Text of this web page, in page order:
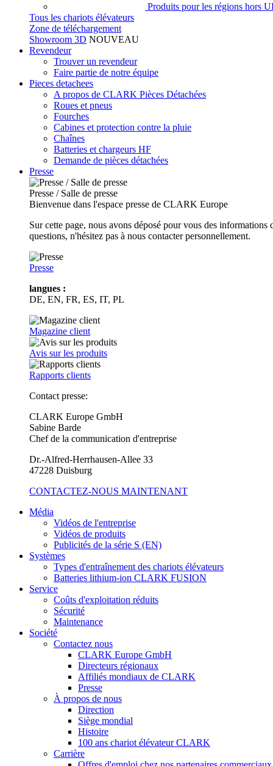
Produits pour les régions hors
Tous les chariots élévateurs
Zone de téléchargement
Showroom 3D NOUVEAU
Revendeur
Trouver un revendeur
Faire partie de notre équipe
Pieces detachees
A propos de CLARK Pièces Détachées
Roues et pneus
Fourches
Cabines et protection contre la pluie
Chaînes
Batteries et chargeurs HF
Demande de pièces détachées
Presse
Presse / Salle de presse
Bienvenue dans l'espace presse de CLARK Europe
Sur cette page, nous avons déposé pour vous des
questions, n'hésitez pas à nous contacter personnellement.
Presse
langues :
DE, EN, FR, ES, IT, PL
Magazine client
Avis sur les produits
Rapports clients
Contact presse:
CLARK Europe GmbH
Sabine Barde
Chef de la communication d'entreprise
Dr.-Alfred-Herrhausen-Allee 33
47228 Duisburg
CONTACTEZ-NOUS MAINTENANT
Média
Vidéos de l'entreprise
Vidéos de produits
Publicités de la série S (EN)
Systèmes
Types d'entraînement des chariots élévateurs
Batteries lithium-ion CLARK FUSION
Service
Coûts d'exploitation réduits
Sécurité
Maintenance
Société
Contactez nous
CLARK Europe GmbH
Directeurs régionaux
Affiliés mondiaux de CLARK
Presse
À propos de nous
Direction
Siège mondial
Histoire
100 ans chariot élévateur CLARK
Carrière